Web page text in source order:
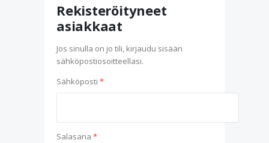
Rekisteröityneet
asiakkaat
Jos sinulla on jo tili, kirjaudu sisään
sähköpostiosoitteellasi.
Sähköposti
Salasana